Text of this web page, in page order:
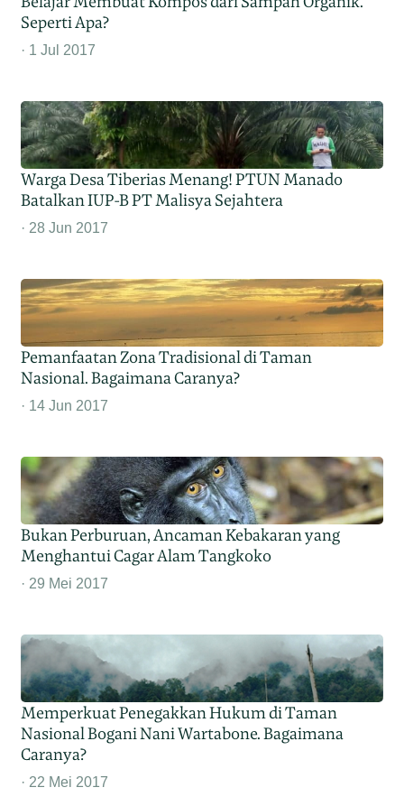
Seperti Apa?
1 Jul 2017
Warga Desa Tiberias Menang! PTUN Manado
Batalkan IUP-B PT Malisya Sejahtera
28 Jun 2017
Pemanfaatan Zona Tradisional di Taman
Nasional. Bagaimana Caranya?
14 Jun 2017
Bukan Perburuan, Ancaman Kebakaran yang
Menghantui Cagar Alam Tangkoko
29 Mei 2017
Memperkuat Penegakkan Hukum di Taman
Nasional Bogani Nani Wartabone. Bagaimana
Caranya?
22 Mei 2017